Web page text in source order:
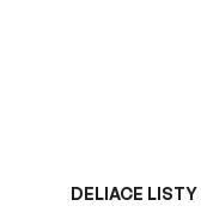
DELIACE